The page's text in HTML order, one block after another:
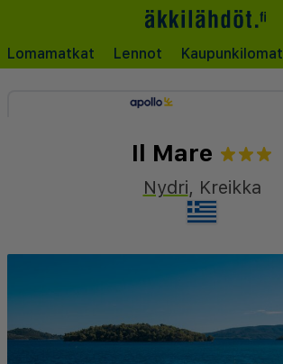
Lomamatkat Lennot Kaupunkilomat
Il Mare
Nydri, Kreikka